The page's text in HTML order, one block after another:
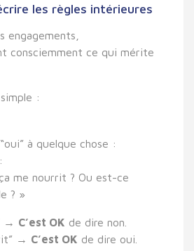
les règles intérieures
engagements,
consciemment ce qui mérite
:
à quelque chose :
me nourrit ? Ou est-ce
? »
→ C’est OK de dire non.
→ C’est OK de dire oui.